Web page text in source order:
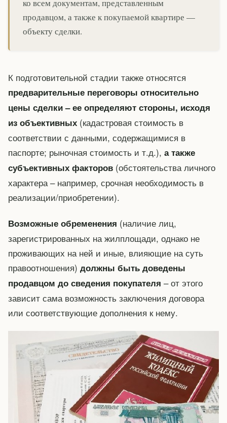
ко всем документам, представленным
продавцом, а также к покупаемой квартире —
объекту сделки.
К подготовительной стадии также относятся
предварительные переговоры относительно
цены сделки – ее определяют стороны, исходя
из объективных (кадастровая стоимость в
соответствии с данными, содержащимися в
паспорте; рыночная стоимость и т.д.), а также
субъективных факторов (обстоятельства личного
характера – например, срочная необходимость в
реализации/приобретении).
Возможные обременения (наличие лиц,
зарегистрированных на жилплощади, однако не
проживающих на ней и иные, влияющие на суть
правоотношения) должны быть доведены
продавцом до сведения покупателя – от этого
зависит сама возможность заключения договора
или соответствующие дополнения к нему.